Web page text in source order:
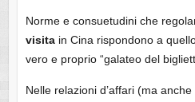
Norme e consuetudini che
visitain Cina rispondono a
vero e proprio “galateo del
Nelle relazioni d’affari (ma